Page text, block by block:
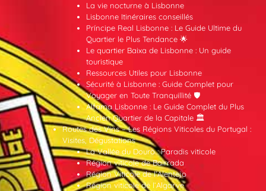
La vie nocturne à Lisbonne
Lisbonne Itinéraires conseillés
Príncipe Real Lisbonne : Le Guide Ultime du
Quartier le Plus Tendance 🌟
Le quartier Baixa de Lisbonne : Un guide
touristique
Ressources Utiles pour Lisbonne
Sécurité à Lisbonne : Guide Complet pour
Voyager en Toute Tranquillité 🛡️
Alfama Lisbonne : Le Guide Complet du Plus
Ancien Quartier de la Capitale 🏛️
Routes des Vins – Les Régions Viticoles du Portugal :
Visites, Dégustations
La Vallée du Douro : Paradis viticole
Région viticole de Bairrada
Région Viticole de l’Alentejo
Région viticole de l’Algarve